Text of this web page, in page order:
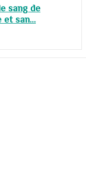
sang de
et san...